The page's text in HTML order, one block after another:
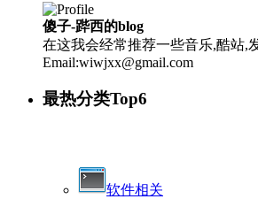
傻子-跸西的blog
在这我会经常推荐一些音乐,酷站,
Email:wiwjxx@gmail.com
最热分类Top6
软件相关